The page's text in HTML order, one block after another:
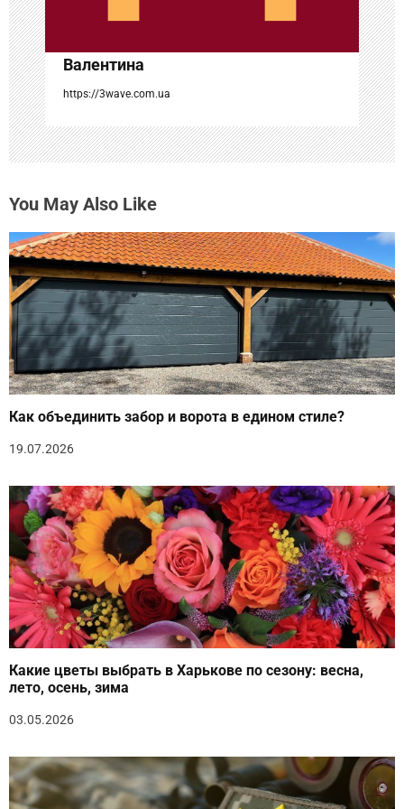
и
с
я
м
Валентина
https://3wave.com.ua
You May Also Like
Как объединить забор и ворота в едином стиле?
19.07.2026
Какие цветы выбрать в Харькове по сезону: весна,
лето, осень, зима
03.05.2026